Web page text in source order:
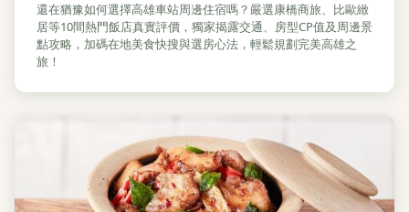
還在猶豫如何選擇高雄車站周邊住宿嗎？嚴選康橋商旅、比歐緻
居等10間熱門飯店真實評價，獨家揭露交通、房型CP值及周邊景
點攻略，加碼在地美食快搜與選房心法，輕鬆規劃完美高雄之
旅！